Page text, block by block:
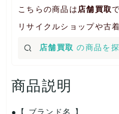
こちらの商品は 店舗買取
リサイクルショップや古
店舗買取 の商品を
商品説明
【 ブランド名 】